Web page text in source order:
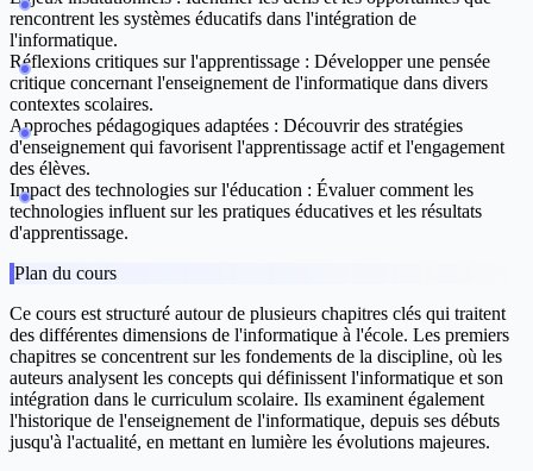
rencontrent les systèmes éducatifs dans l'intégration de
l'informatique.
Réflexions critiques sur l'apprentissage : Développer une pensée
critique concernant l'enseignement de l'informatique dans divers
contextes scolaires.
Approches pédagogiques adaptées : Découvrir des stratégies
d'enseignement qui favorisent l'apprentissage actif et l'engagement
des élèves.
Impact des technologies sur l'éducation : Évaluer comment les
technologies influent sur les pratiques éducatives et les résultats
d'apprentissage.
Plan du cours
Ce cours est structuré autour de plusieurs chapitres clés qui traitent
des différentes dimensions de l'informatique à l'école. Les premiers
chapitres se concentrent sur les fondements de la discipline, où les
auteurs analysent les concepts qui définissent l'informatique et son
intégration dans le curriculum scolaire. Ils examinent également
l'historique de l'enseignement de l'informatique, depuis ses débuts
jusqu'à l'actualité, en mettant en lumière les évolutions majeures.